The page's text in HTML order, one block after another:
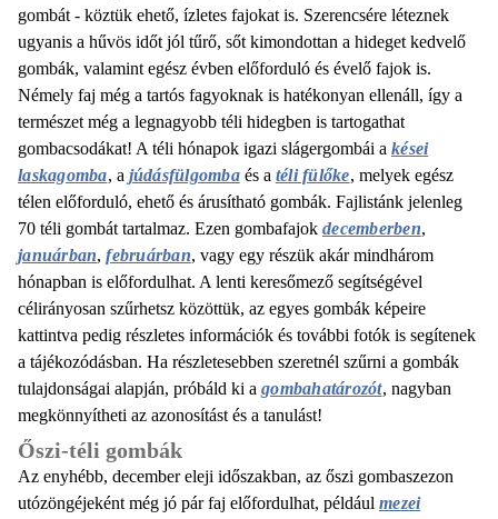
gombát - köztük ehető, ízletes fajokat is. Szerencsére léteznek
ugyanis a hűvös időt jól tűrő, sőt kimondottan a hideget kedvelő
gombák, valamint egész évben előforduló és évelő fajok is.
Némely faj még a tartós fagyoknak is hatékonyan ellenáll, így a
természet még a legnagyobb téli hidegben is tartogathat
gombacsodákat! A téli hónapok igazi slágergombái a kései
laskagomba, a júdásfülgomba és a téli fülőke, melyek egész
télen előforduló, ehető és árusítható gombák. Fajlistánk jelenleg
70 téli gombát tartalmaz. Ezen gombafajok decemberben,
januárban, februárban, vagy egy részük akár mindhárom
hónapban is előfordulhat. A lenti keresőmező segítségével
célirányosan szűrhetsz közöttük, az egyes gombák képeire
kattintva pedig részletes információk és további fotók is segítenek
a tájékozódásban. Ha részletesebben szeretnél szűrni a gombák
tulajdonságai alapján, próbáld ki a gombahatározót, nagyban
megkönnyítheti az azonosítást és a tanulást!
Őszi-téli gombák
Az enyhébb, december eleji időszakban, az őszi gombaszezon
utózöngéjeként még jó pár faj előfordulhat, például mezei